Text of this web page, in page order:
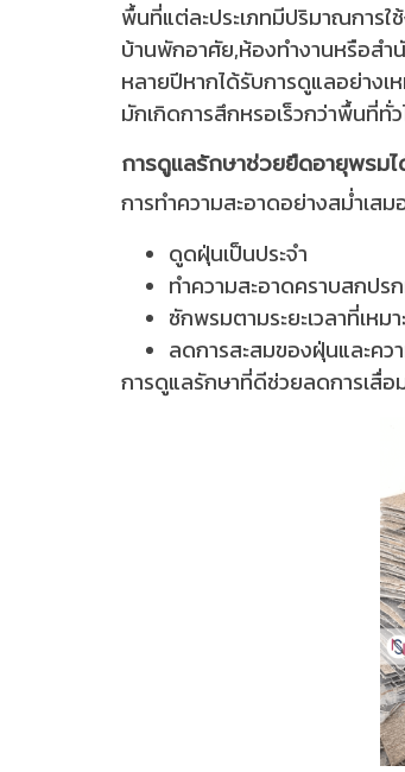
พื้นที่แต่ละประเภทมีปริมาณการ
บ้านพักอาศัย,ห้องทำงานหรือสำ
หลายปีหากได้รับการดูแลอย่างเ
มักเกิดการสึกหรอเร็วกว่าพื้นที่ทั่
การดูแลรักษาช่วยยืดอายุพรม
การทำความสะอาดอย่างสม่ำเ
ดูดฝุ่นเป็นประจำ
ทำความสะอาดคราบสกปร
ซักพรมตามระยะเวลาที่เหม
ลดการสะสมของฝุ่นและคว
การดูแลรักษาที่ดีช่วยลดการเสื่